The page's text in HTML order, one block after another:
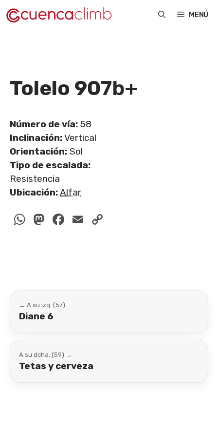
Saltar
al
MENÚ
Tolelo 907b+
Número de vía: 58
Inclinación:Vertical
Orientación: Sol
Tipo de escalada:
Resistencia
Ubicación:Alfar
WhatsApp
Mastodon
Facebook
Email
← A su izq. (57)
Diane 6
A su dcha. (59) →
Tetas y cerveza